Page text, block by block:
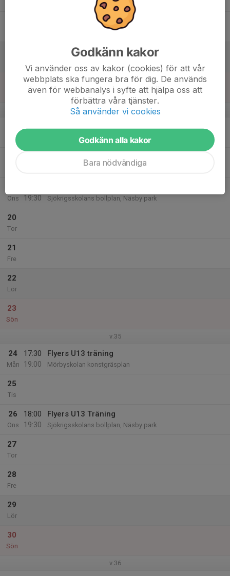
v.34
Mån
Ons
19:30
Sjökrigsskolans bollplan, Näsby park
20
Tor
21
Fre
22
Lör
23
Sön
v.35
24
Mån
17:30
19:00
Flyers U13 träning
Mörbyskolan konstgräsplan
25
Tis
26
Ons
18:00
19:30
Flyers U13 Träning
Sjökrigsskolans bollplan, Näsby park
27
Tor
28
Fre
29
Lör
30
Sön
v.36
Godkänn kakor
Vi använder oss av kakor (cookies) för att vår
webbplats ska fungera bra för dig. De används
även för webbanalys i syfte att hjälpa oss att
förbättra våra tjänster.
Så använder vi cookies
Godkänn alla kakor
Bara nödvändiga